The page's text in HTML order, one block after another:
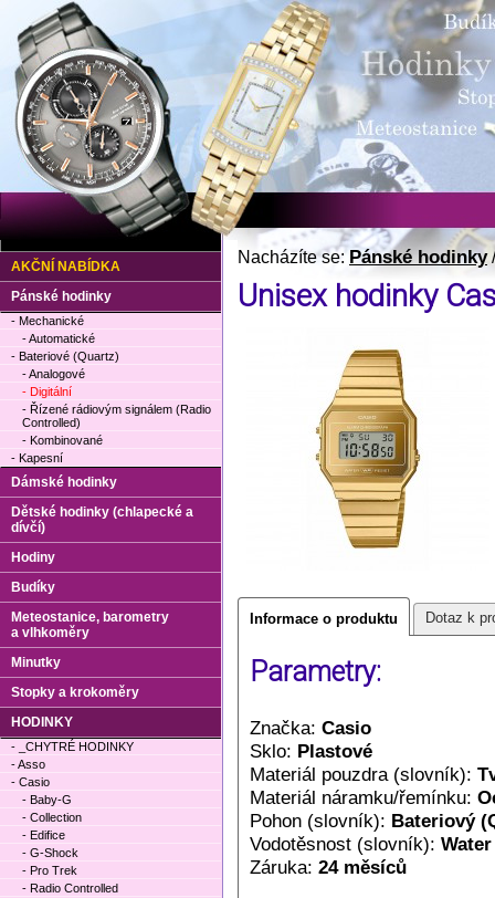
Nacházíte se:Pánské hodinky
Unisex hodinky
Informace o produktu Dotaz k
Parametry:
Značka: Casio
Sklo: Plastové
Materiál pouzdra (slovník):
Materiál náramku/řemínku:
Pohon (slovník): Bateriový
Vodotěsnost (slovník):
Záruka: 24 měsíců
AKČNÍ NABÍDKA
Pánské hodinky
- Mechanické
- Automatické
- Bateriové (Quartz)
- Analogové
- Digitální
- Řízené rádiovým signálem (Radio
Controlled)
- Kombinované
- Kapesní
Dámské hodinky
Dětské hodinky (chlapecké a
dívčí)
Hodiny
Budíky
Meteostanice, barometry
a vlhkoměry
Minutky
Stopky a krokoměry
HODINKY
- _CHYTRÉ HODINKY
- Asso
- Casio
- Baby-G
- Collection
- Edifice
- G-Shock
- Pro Trek
- Radio Controlled